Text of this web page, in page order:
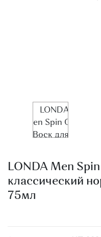
LONDA Men
классический
75мл